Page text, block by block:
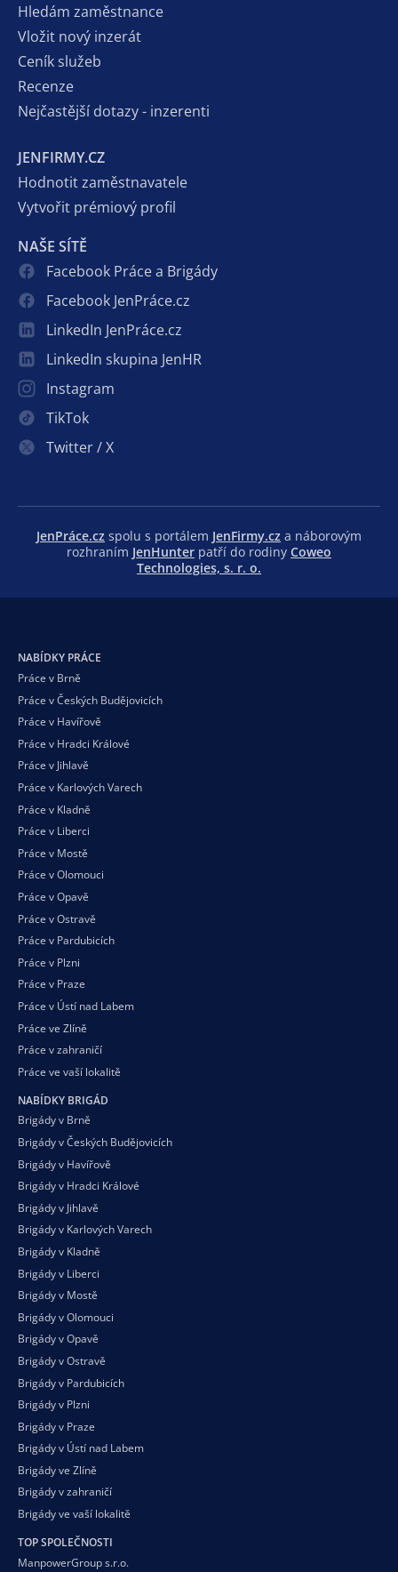
Hledám zaměstnance
Vložit nový inzerát
Ceník služeb
Recenze
Nejčastější dotazy - inzerenti
JENFIRMY.CZ
Hodnotit zaměstnavatele
Vytvořit prémiový profil
NAŠE SÍTĚ
Facebook Práce a Brigády
Facebook JenPráce.cz
LinkedIn JenPráce.cz
LinkedIn skupina JenHR
Instagram
TikTok
Twitter / X
JenPráce.cz spolu s portálem JenFirmy.cz a náborovým
rozhraním JenHunter patří do rodiny Coweo
Technologies, s. r. o.
NABÍDKY PRÁCE
Práce v Brně
Práce v Českých Budějovicích
Práce v Havířově
Práce v Hradci Králové
Práce v Jihlavě
Práce v Karlových Varech
Práce v Kladně
Práce v Liberci
Práce v Mostě
Práce v Olomouci
Práce v Opavě
Práce v Ostravě
Práce v Pardubicích
Práce v Plzni
Práce v Praze
Práce v Ústí nad Labem
Práce ve Zlíně
Práce v zahraničí
Práce ve vaší lokalitě
NABÍDKY BRIGÁD
Brigády v Brně
Brigády v Českých Budějovicích
Brigády v Havířově
Brigády v Hradci Králové
Brigády v Jihlavě
Brigády v Karlových Varech
Brigády v Kladně
Brigády v Liberci
Brigády v Mostě
Brigády v Olomouci
Brigády v Opavě
Brigády v Ostravě
Brigády v Pardubicích
Brigády v Plzni
Brigády v Praze
Brigády v Ústí nad Labem
Brigády ve Zlíně
Brigády v zahraničí
Brigády ve vaší lokalitě
TOP SPOLEČNOSTI
ManpowerGroup s.r.o.